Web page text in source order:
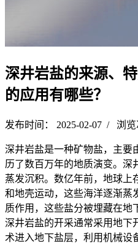
深井岩盐的来源、
的应用有哪些？
发布时间： 2025-02-07 / 浏览
深井岩盐是一种矿物盐，主要
历了数百万年的地质演变。深
蒸发沉积。数亿年前，地球上
和地壳运动，这些海洋逐渐蒸
质作用，这些盐分被埋藏在地
深井岩盐的开采通常采用地下
术进入地下盐层，利用机械设